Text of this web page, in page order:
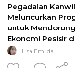
Pegadaian
Meluncurkan
untuk
Ekonomi Pesisir
Lisa Emilda